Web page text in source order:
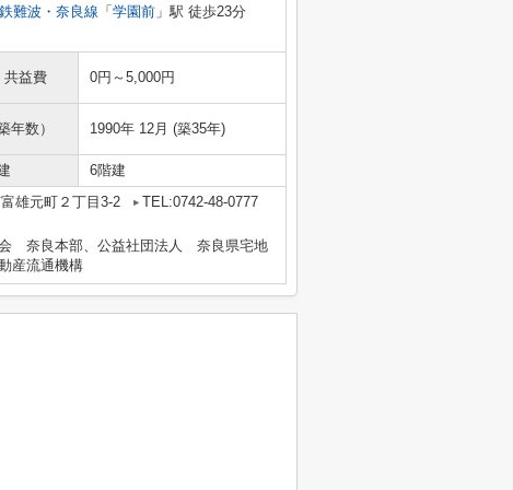
難波・奈良線 「 学園前 」駅 徒歩23分
共益費 0円～5,000円
年数） 1990年 12月 (築35年)
6階建
雄元町２丁目3-2
TEL:0742-48-0777
奈良本部、公益社団法人 奈良県宅地
産流通機構